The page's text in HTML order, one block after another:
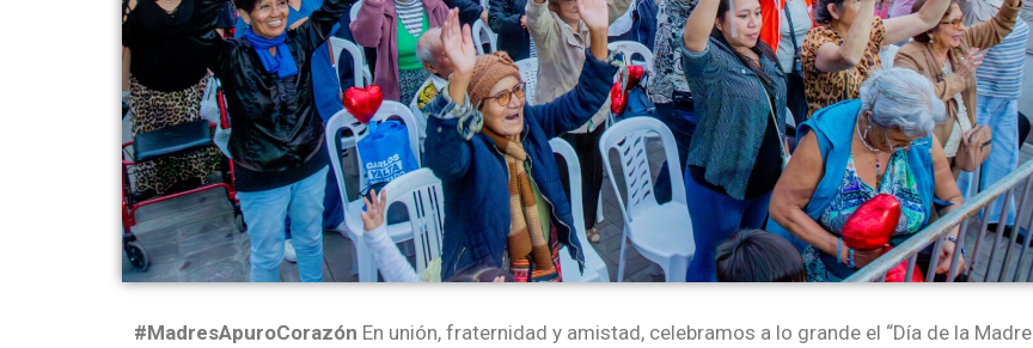
#MadresApuroCorazón En unión, fraternidad y amistad, celebramos a lo grande el “Día de la Madre